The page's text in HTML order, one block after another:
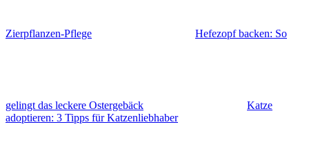
Zierpflanzen-Pflege Hefezopf backen: So
gelingt das leckere Ostergebäck
Katze
adoptieren: 3 Tipps für Katzenliebhaber